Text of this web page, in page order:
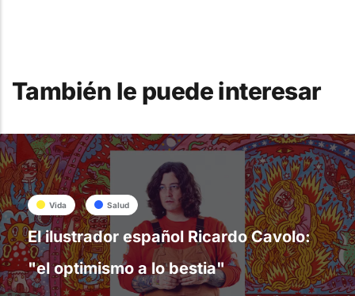
También le puede interesar
Vida Salud
El ilustrador español Ricardo Cavolo:
"el optimismo a lo bestia"